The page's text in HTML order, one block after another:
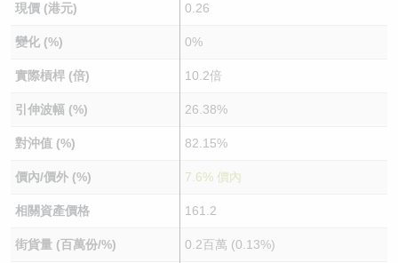
現價 (港元) 0.26
變化 (%) 0%
實際槓桿 (倍) 10.2倍
引伸波幅 (%) 26.38%
對沖值 (%) 82.15%
價內/價外 (%) 7.6% 價內
相關資產價格 161.2
街貨量 (百萬份/%) 0.2百萬 (0.13%)